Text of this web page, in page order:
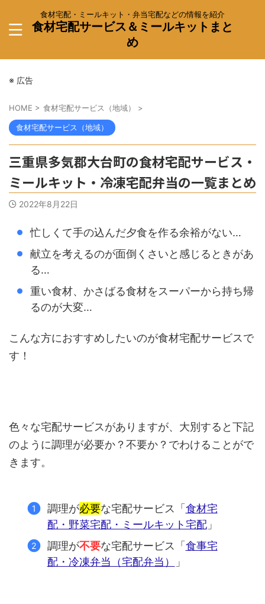
食材宅配・ミールキット・弁当宅配などの情報を紹介
食材宅配サービス＆ミールキットまと
め
※ 広告
HOME > 食材宅配サービス（地域） >
食材宅配サービス（地域）
三重県多気郡大台町の食材宅配サービス・
ミールキット・冷凍宅配弁当の一覧まとめ
2022年8月22日
忙しくて手の込んだ夕食を作る余裕がない…
献立を考えるのが面倒くさいと感じるときがあ
る…
重い食材、かさばる食材をスーパーから持ち帰
るのが大変…
こんな方におすすめしたいのが食材宅配サービスで
す！
色々な宅配サービスがありますが、大別すると下記
のように調理が必要か？不要か？でわけることがで
きます。
調理が必要な宅配サービス「食材宅
配・野菜宅配・ミールキット宅配」
調理が不要な宅配サービス「食事宅
配・冷凍弁当（宅配弁当）
」